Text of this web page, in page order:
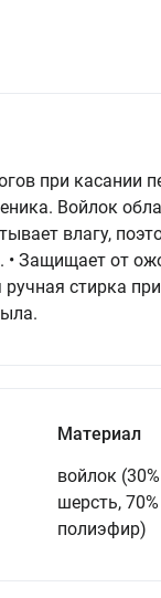
при касании
Войлок
влагу,
• Защищает от
стирка
Материал
войлок (30%
шерсть, 70%
полиэфир)